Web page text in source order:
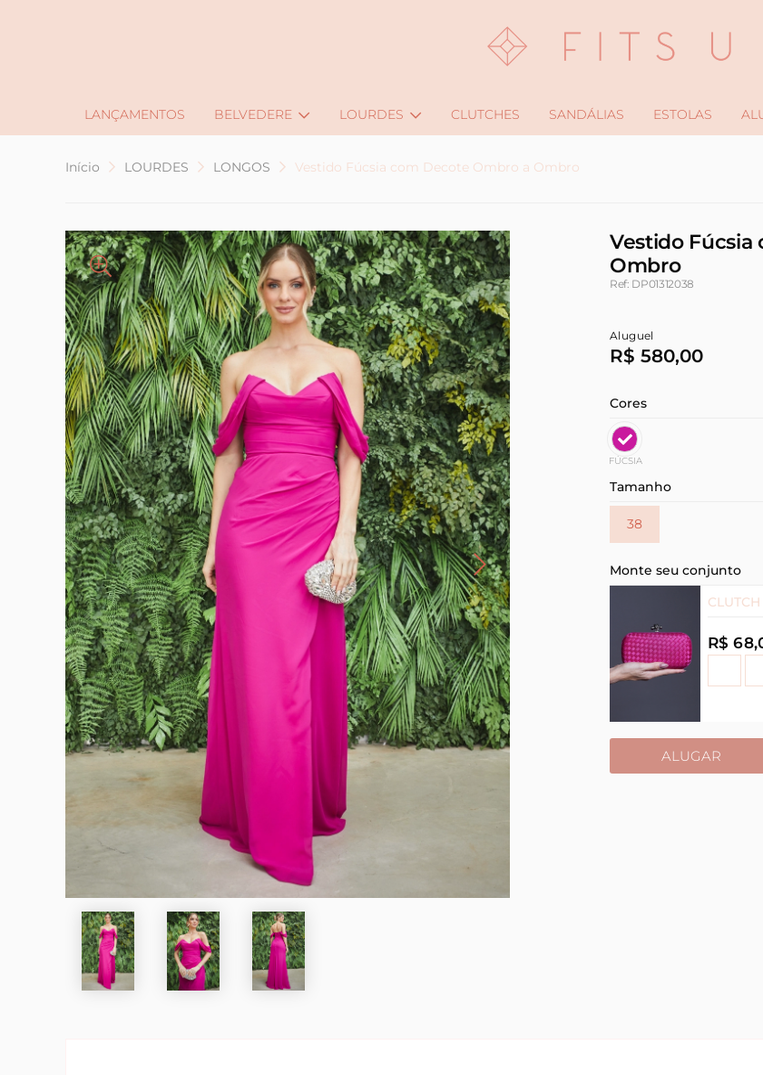
LANÇAMENTOS
BELVEDERE LOURDES CLUTCHES SANDÁLIAS ESTOLAS
Início LOURDES LONGOS Vestido Fúcsia com Decote Ombro a Ombro
Vestido Fúcsia
Ombro
Ref: DP01312038
Aluguel
R$ 580,00
Cores
FÚCSIA
Tamanho
38
Monte seu conjunto
R$
ALUGAR